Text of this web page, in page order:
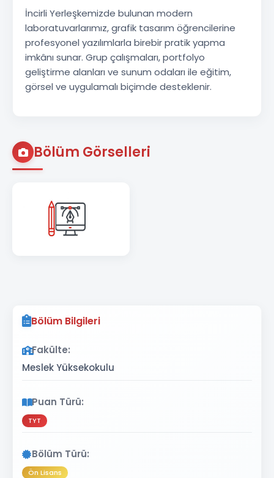
İncirli Yerleşkemizde bulunan modern
laboratuvarlarımız, grafik tasarım öğrencilerine
profesyonel yazılımlarla birebir pratik yapma
imkânı sunar. Grup çalışmaları, portfolyo
geliştirme alanları ve sunum odaları ile eğitim,
görsel ve uygulamalı biçimde desteklenir.
Bölüm Görselleri
Bölüm Bilgileri
Fakülte:
Meslek Yüksekokulu
Puan Türü:
TYT
Bölüm Türü:
Ön Lisans